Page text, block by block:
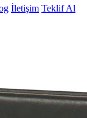
İletişim Teklif Al